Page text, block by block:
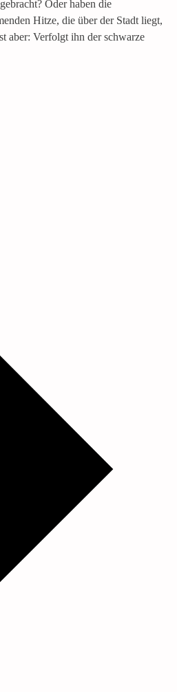
Oder haben die
Hitze, die über der Stadt liegt,
aber: Verfolgt ihn der schwarze